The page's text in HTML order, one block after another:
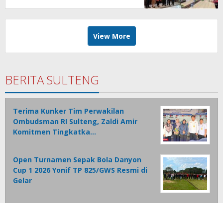
View More
BERITA SULTENG
Terima Kunker Tim Perwakilan
Ombudsman RI Sulteng, Zaldi Amir
Komitmen Tingkatka…
Open Turnamen Sepak Bola Danyon
Cup 1 2026 Yonif TP 825/GWS Resmi di
Gelar